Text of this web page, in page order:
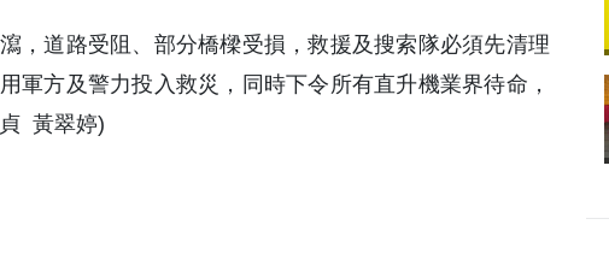
，道路受阻、部分橋樑受損，救援及搜索隊必須先清理
軍方及警力投入救災，同時下令所有直升機業界待命，
黃翠婷)